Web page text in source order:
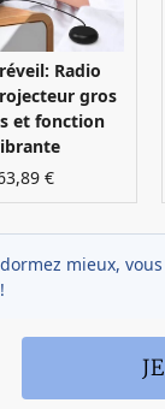
v
e
i
l
p
r
j
c
t
Radio
gros
et fonction
€
mieux,